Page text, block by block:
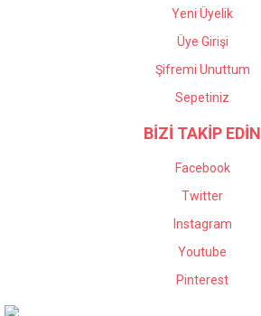
Yeni Üyelik
Üye Girişi
Şifremi Unuttum
Sepetiniz
BİZİ TAKİP EDİN
Facebook
Twitter
Instagram
Youtube
Pinterest